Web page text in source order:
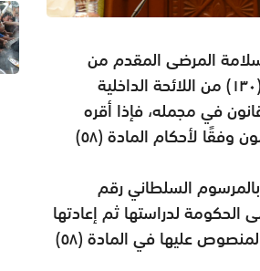
المرضى المقدم من
اللجنة الصحية والبيئية، وقرر إحالته إلى مجلس الوزراء بناء على المادة (١٣٠) من اللائحة الداخلية
في مجمله، فإذا أقره
بأغلبية أعضائه أحاله الرئيس إلى مجلس الوزراء لإعداده في مشروع قانون وفقًا لأحكام المادة (٥٨)
المعدل بالمرسوم السلطاني رقم
الحكومة لدراستها ثم إعادتها
إلى المجلس، وتتبع بشأن إقرارها أو تعديلها وإصدارها ذات الإجراءات المنصوص عليها في المادة (٥٨)